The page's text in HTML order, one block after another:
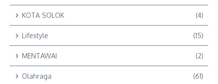
KOTA SOLOK (4)
Lifestyle (15)
MENTAWAI (2)
Olahraga (61)